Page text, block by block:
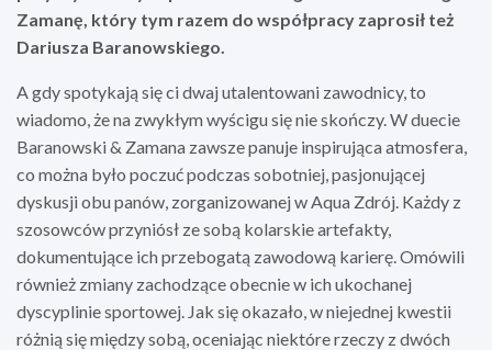
Zamanę, który tym razem do współpracy zaprosił też
Dariusza Baranowskiego.
A gdy spotykają się ci dwaj utalentowani zawodnicy, to
wiadomo, że na zwykłym wyścigu się nie skończy. W duecie
Baranowski & Zamana zawsze panuje inspirująca atmosfera,
co można było poczuć podczas sobotniej, pasjonującej
dyskusji obu panów, zorganizowanej w Aqua Zdrój. Każdy z
szosowców przyniósł ze sobą kolarskie artefakty,
dokumentujące ich przebogatą zawodową karierę. Omówili
również zmiany zachodzące obecnie w ich ukochanej
dyscyplinie sportowej. Jak się okazało, w niejednej kwestii
różnią się między sobą, oceniając niektóre rzeczy z dwóch